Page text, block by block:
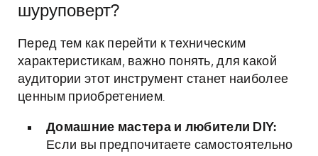
шуруповерт?
Перед тем как перейти к техническим
характеристикам, важно понять, для какой
аудитории этот инструмент станет наиболее
ценным приобретением.
Домашние мастера и любители DIY:
Если вы предпочитаете самостоятельно